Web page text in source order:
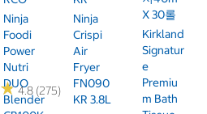
★
★4.8 (275)
Ninja
Foodi
Power
Nutri
DUO
Blender
Ninja
Crispi
Air
Fryer
FN090
KR 3.8L
X 30롤
Kirkland
Signatur
E
Premiu
M Bath